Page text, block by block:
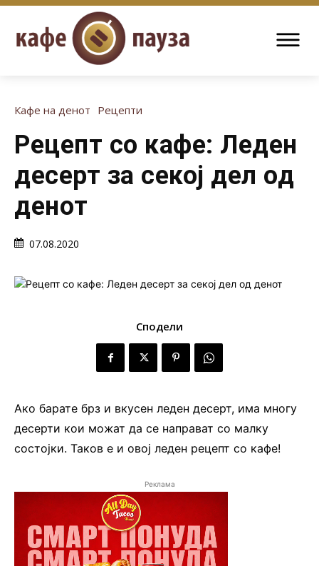
Кафе на денот Рецепти
Рецепт со кафе: Леден
десерт за секој дел од
денот
07.08.2020
Сподели
Ако барате брз и вкусен леден десерт, има многу
десерти кои можат да се направат со малку
состојки. Таков е и овој леден рецепт со кафе!
Реклама